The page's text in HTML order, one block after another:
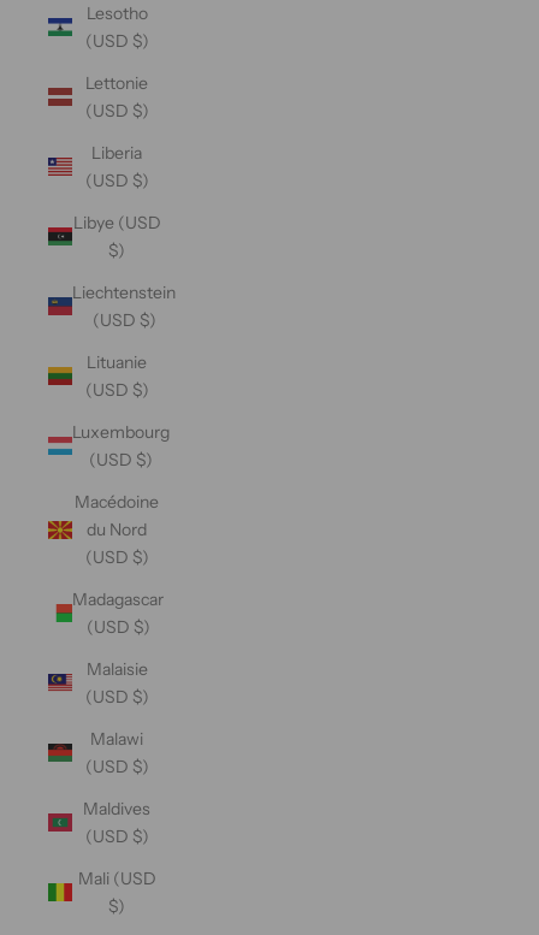
Lesotho
(USD $)
Lettonie
(USD $)
Liberia
(USD $)
Libye (USD
$)
Liechtenstein
(USD $)
Lituanie
(USD $)
Luxembourg
(USD $)
Macédoine
du Nord
(USD $)
Madagascar
(USD $)
Malaisie
(USD $)
Malawi
(USD $)
Maldives
(USD $)
Mali (USD
$)